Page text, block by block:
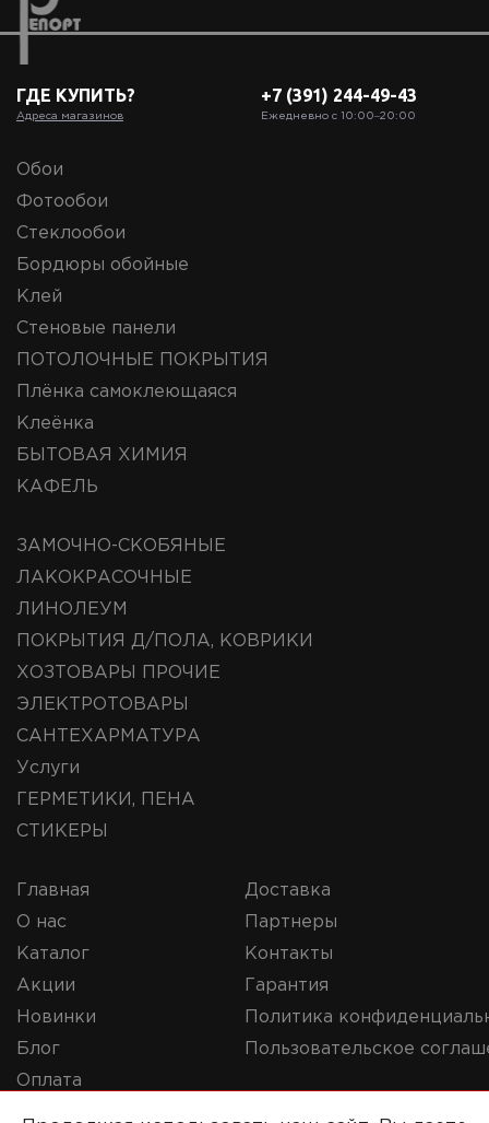
ГДЕ КУПИТЬ?
Адреса магазинов
+7 (391) 244-49-43
Ежедневно с 10:00‒20:00
Обои
Фотообои
Стеклообои
Бордюры обойные
Клей
Стеновые панели
ПОТОЛОЧНЫЕ ПОКРЫТИЯ
Плёнка самоклеющаяся
Клеёнка
БЫТОВАЯ ХИМИЯ
КАФЕЛЬ
ЗАМОЧНО-СКОБЯНЫЕ
ЛАКОКРАСОЧНЫЕ
ЛИНОЛЕУМ
ПОКРЫТИЯ Д/ПОЛА, КОВРИКИ
ХОЗТОВАРЫ ПРОЧИЕ
ЭЛЕКТРОТОВАРЫ
САНТЕХАРМАТУРА
Услуги
ГЕРМЕТИКИ, ПЕНА
СТИКЕРЫ
Главная
О нас
Каталог
Акции
Новинки
Блог
Оплата
Доставка
Партнеры
Контакты
Гарантия
Политика
Пользовательское